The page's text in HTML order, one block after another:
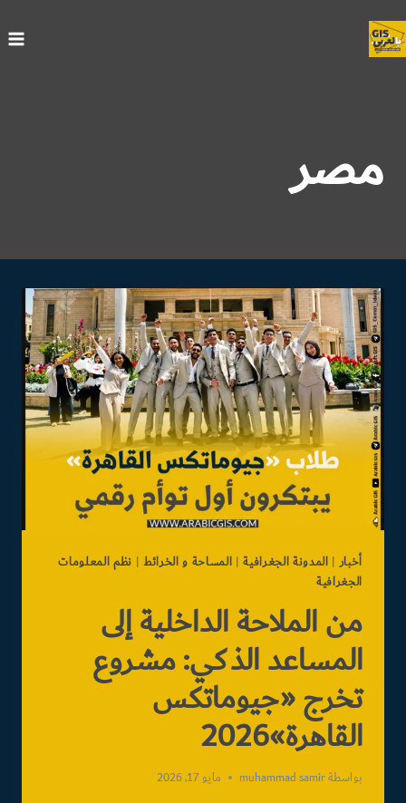
التجاوز
إلى
مصر
أخبار| المدونة الجغرافية| المساحة و الخرائط | نظم المعلومات
الجغرافية
من الملاحة الداخلية إلى
المساعد الذكي: مشروع
تخرج «جيوماتكس
القاهرة»2026
بواسطةmuhammad samir مايو 17, 2026